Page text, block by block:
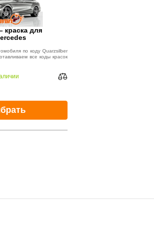
краска для
по коду Quarzsilber
все коды красок